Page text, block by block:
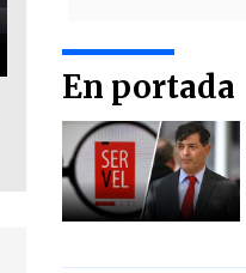
En portada